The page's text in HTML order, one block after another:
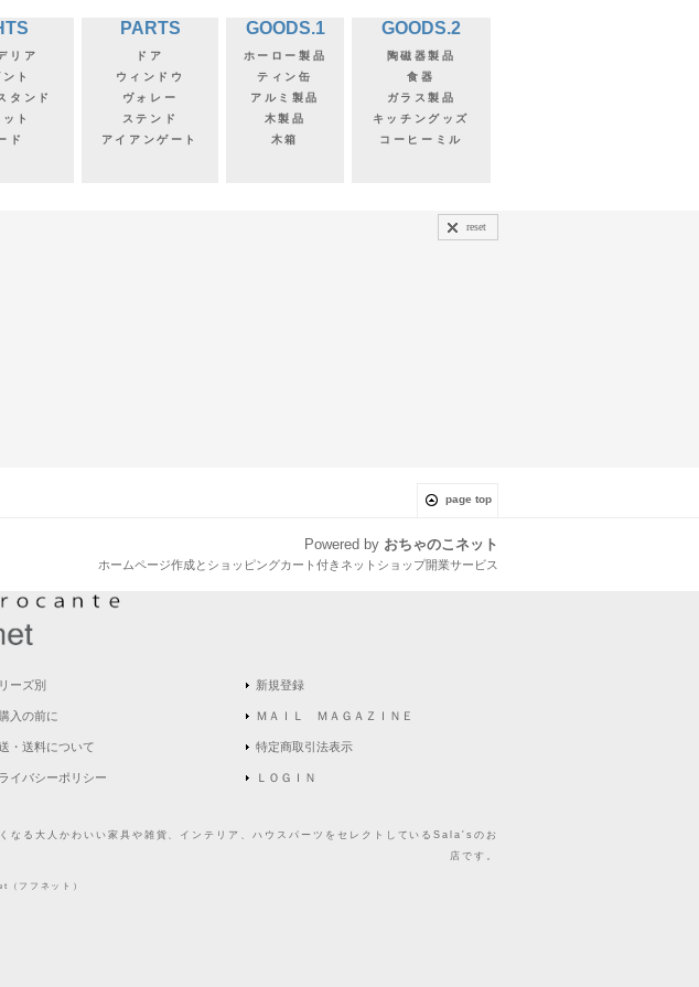
リア
ト
タンド
ト
ド
PARTS
ドア
ウィンドウ
ヴォレー
ステンド
アイアンゲート
GOODS.1
ホーロー製品
ティン缶
アルミ製品
木製品
木箱
GOODS.2
陶磁器製品
食器
ガラス製品
キッチングッズ
コーヒーミル
reset
page top
Powered by おちゃのこネット
ホームページ作成とショッピングカート付きネットショップ開業サービス
ーズ別
入の前に
・送料について
イバシーポリシー
新規登録
ＭＡＩＬ ＭＡＧＡＺＩＮＥ
特定商取引法表示
ＬＯＧＩＮ
る大人かわいい家具や雑貨、インテリア、ハウスパーツをセレクトしているSala'sのお
店です。
（フフネット）